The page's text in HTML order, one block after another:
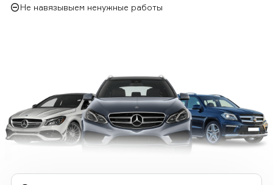
Не навязывыем ненужные работы